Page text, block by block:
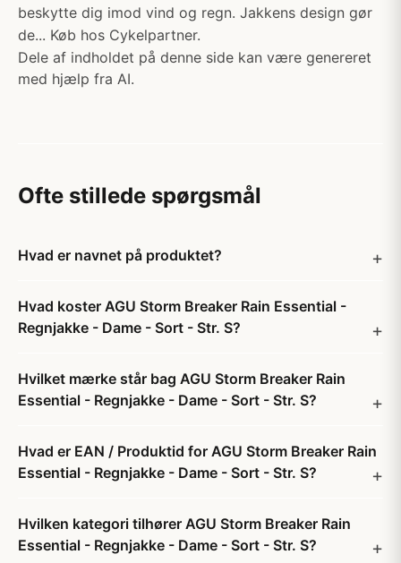
beskytte dig imod vind og regn. Jakkens design gør
de... Køb hos Cykelpartner.
Dele af indholdet på denne side kan være genereret
med hjælp fra AI.
Ofte stillede spørgsmål
Hvad er navnet på produktet?
Hvad koster AGU Storm Breaker Rain Essential -
Regnjakke - Dame - Sort - Str. S?
Hvilket mærke står bag AGU Storm Breaker Rain
Essential - Regnjakke - Dame - Sort - Str. S?
Hvad er EAN / Produktid for AGU Storm Breaker Rain
Essential - Regnjakke - Dame - Sort - Str. S?
Hvilken kategori tilhører AGU Storm Breaker Rain
Essential - Regnjakke - Dame - Sort - Str. S?